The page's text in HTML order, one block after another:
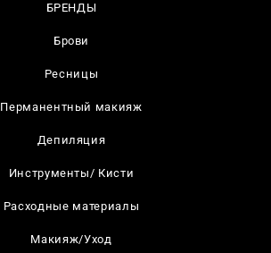
БРЕНДЫ
Брови
Ресницы
Перманентный макияж
Депиляция
Инструменты/ Кисти
Расходные материалы
Макияж/Уход